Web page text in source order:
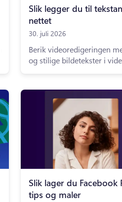
Slik legger du til
nettet
30. juli 2026
Berik videoredigeringen
og stilige bildetekster i
Slik lager du Facebook
tips og maler